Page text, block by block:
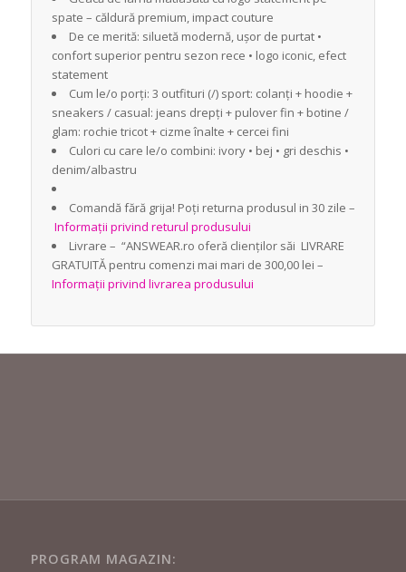
spate – căldură premium, impact couture
De ce merită: siluetă modernă, ușor de purtat •
confort superior pentru sezon rece • logo iconic, efect
statement
Cum le/o porți: 3 outfituri (/) sport: colanți + hoodie +
sneakers / casual: jeans drepți + pulover fin + botine /
glam: rochie tricot + cizme înalte + cercei fini
Culori cu care le/o combini: ivory • bej • gri deschis •
denim/albastru
Comandă fără grija! Poți returna produsul in 30 zile –
Informații privind returul produsului
Livrare – “ANSWEAR.ro oferă clienților săi LIVRARE
GRATUITĂ pentru comenzi mai mari de 300,00 lei –
Informații privind livrarea produsului
PROGRAM MAGAZIN: